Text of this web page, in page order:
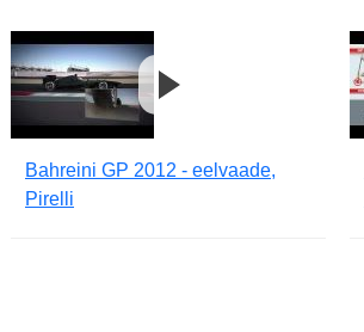
Bahreini GP 2012 - eelvaade,
Pirelli